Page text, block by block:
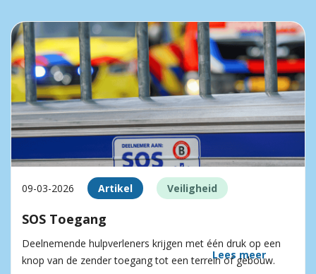
09-03-2026 Artikel Veiligheid
SOS Toegang
Deelnemende hulpverleners krijgen met één druk op een
knop van de zender toegang tot een terrein of gebouw.
Lees meer